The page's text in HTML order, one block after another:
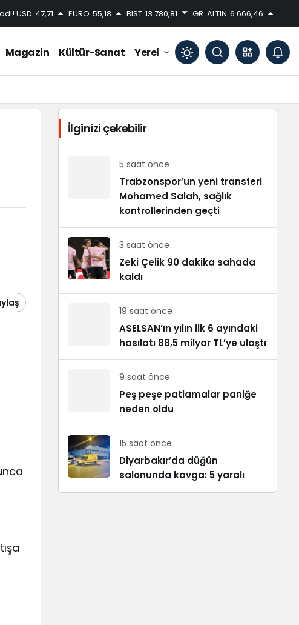
USD 47,71 EURO 55,18 BIST 13.780,81 GR. ALTIN 6.666,46
Magazin Kültür-Sanat Yerel
Mod
değiştir
Gündüz modunu seçin.
Gece modunu seçin.
Sistem Modu
Sistem modunu seçin.
İlginizi çekebilir
5 saat önce
Trabzonspor’un yeni transferi
Mohamed Salah, sağlık
kontrollerinden geçti
3 saat önce
Zeki Çelik 90 dakika sahada
kaldı
19 saat önce
ASELSAN’ın yılın ilk 6 ayındaki
hasılatı 88,5 milyar TL’ye ulaştı
9 saat önce
Peş peşe patlamalar paniğe
neden oldu
15 saat önce
Diyarbakır’da düğün
salonunda kavga: 5 yaralı